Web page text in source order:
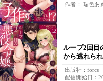
作者： 瑞色あ
ループ2回目
から逃れら
出版社：forcs
配信開始日：